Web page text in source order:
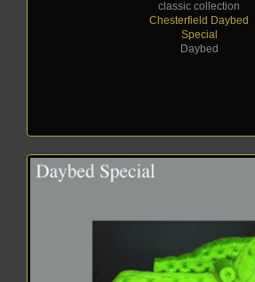
classic collection
Chesterfield Daybed
Special
Daybed